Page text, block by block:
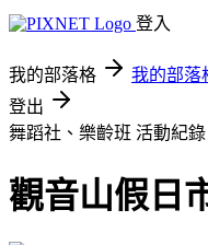
登入
我的部落格 我的部落
登出
舞蹈社、樂齡班 活動紀錄
觀音山假日